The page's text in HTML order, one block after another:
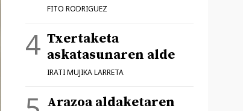
FITO RODRIGUEZ
Txertaketa
askatasunaren alde
IRATI MUJIKA LARRETA
Arazoa aldaketaren